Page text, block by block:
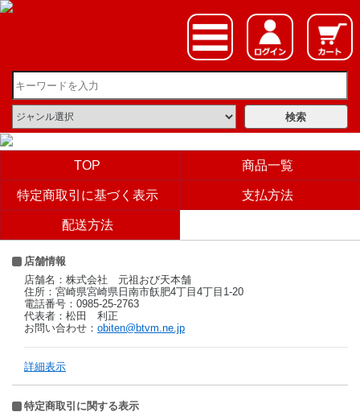
TOP 商品一覧
特定商取引に基づく表示 支払方法
配送方法
店舗情報
店舗名：株式会社 元祖おび天本舗
住所：宮崎県宮崎県日南市飫肥4丁目4丁目1-20
電話番号：0985-25-2763
代表者：松田 利正
お問い合わせ： obiten@btvm.ne.jp
詳細表示
特定商取引に関する表示